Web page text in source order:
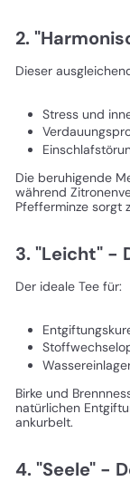
2.
Dieser
Stress und
Die beruhigende
während
Pfefferminze sorgt
3. "Leicht" -
Der ideale Tee für:
Birke und
natürlichen
ankurbelt.
4. "Seele" -